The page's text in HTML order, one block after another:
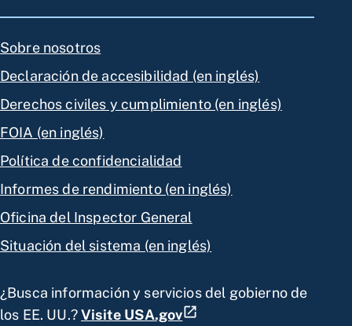
Sobre nosotros
Declaración de accesibilidad (en inglés)
Derechos civiles y cumplimiento (en inglés)
FOIA (en inglés)
Política de confidencialidad
Informes de rendimiento (en inglés)
Oficina del Inspector General
Situación del sistema (en inglés)
¿Busca información y servicios del gobierno de
los EE. UU.?Visite USA.gov